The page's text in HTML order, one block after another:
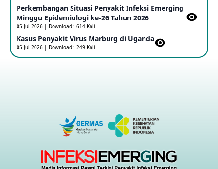
Outbreak Penyakti Ebola di RD Kongo
16 May 2026
Kasus Konfirmasi A(H5NN6) di Cina
Penyakit virus Hanta di Kapal Pesiar Keberangkatan
04 May 2026
Perkembangan Situasi Penyakit Infeksi Emerging
Minggu Epidemiologi ke-26 Tahun 2026
05 Jul 2026 | Download : 614 Kali
Kasus Penyakit Virus Marburg di Uganda
05 Jul 2026 | Download : 249 Kali